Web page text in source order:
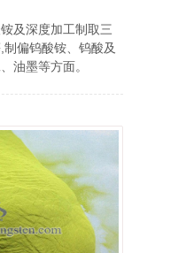
及深度加工制取三
偏钨酸铵、钨酸及
油墨等方面。